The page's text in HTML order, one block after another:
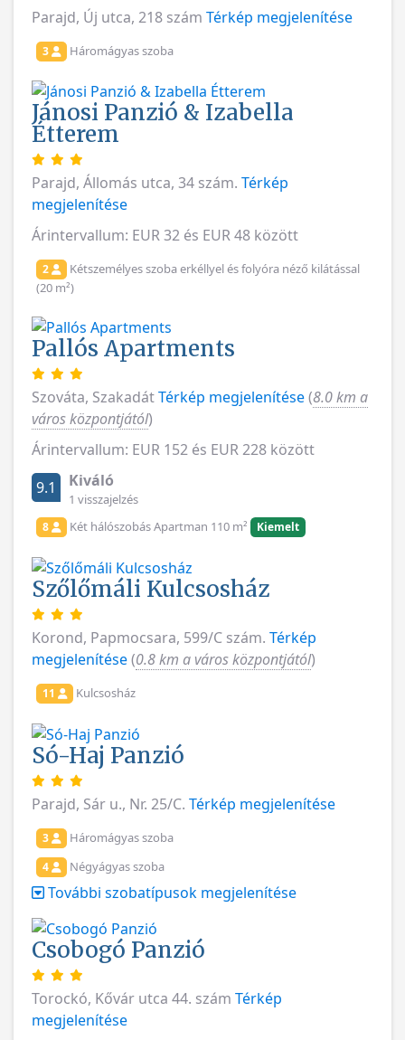
Parajd, Új utca, 218 szám Térkép megjelenítése
3 Háromágyas szoba
Jánosi Panzió & Izabella
Étterem
Parajd, Állomás utca, 34 szám. Térkép
megjelenítése
Árintervallum: EUR 32 és EUR 48 között
2
Kétszemélyes szoba erkéllyel és folyóra néző kilátással
(20 m²)
Pallós Apartments
Szováta, SzakadátTérkép megjelenítése(8.0 km a
város központjától)
Árintervallum: EUR 152 és EUR 228 között
9.1
Kiváló
1 visszajelzés
8 Két hálószobás Apartman 110 m² Kiemelt
Szőlőmáli Kulcsosház
Korond, Papmocsara, 599/C szám. Térkép
megjelenítése(0.8 km a város központjától)
11 Kulcsosház
Só-Haj Panzió
Parajd, Sár u., Nr. 25/C. Térkép megjelenítése
3 Háromágyas szoba
4 Négyágyas szoba
További szobatípusok megjelenítése
Csobogó Panzió
Torockó, Kővár utca 44. szám Térkép
megjelenítése